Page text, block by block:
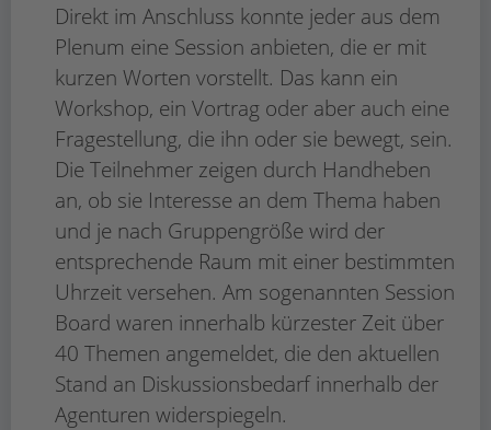
Direkt im Anschluss konnte jeder aus dem
Plenum eine Session anbieten, die er mit
kurzen Worten vorstellt. Das kann ein
Workshop, ein Vortrag oder aber auch eine
Fragestellung, die ihn oder sie bewegt, sein.
Die Teilnehmer zeigen durch Handheben
an, ob sie Interesse an dem Thema haben
und je nach Gruppengröße wird der
entsprechende Raum mit einer bestimmten
Uhrzeit versehen. Am sogenannten Session
Board waren innerhalb kürzester Zeit über
40 Themen angemeldet, die den aktuellen
Stand an Diskussionsbedarf innerhalb der
Agenturen widerspiegeln.